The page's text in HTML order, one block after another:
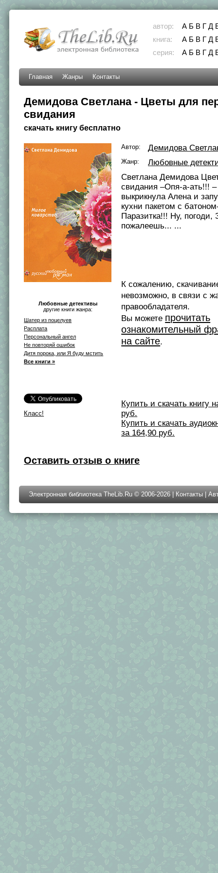
автор: А Б В Г Д
книга:
А Б В Г Д
серия:
А Б В Г Д
Главная Жанры Контакты
Демидова Светлана - Цветы для
свидания
скачать книгу бесплатно
Любовные детективы
другие книги жанра:
Шатер из поцелуев
Расплата
Персональный ангел
Не повторяй ошибок
Дитя порока, или Я буду мстить
Все книги »
Класс!
Автор: Демидова
Жанр:
Любовные
Светлана Демидова
свидания –Опя-а-ать!!! –
выкрикнула Алена и
кухни пакетом с
Паразитка!!! Ну,
пожалеешь... ...
К сожалению,
невозможно, в связи с
правообладателя.
Вы можете прочитать
ознакомительный
на сайте.
Купить и скачать книгу
руб.
Купить и скачать
за 164,90 руб.
Оставить отзыв о книге
Электронная библиотека TheLib.Ru © 2006-2026 | Контакты |